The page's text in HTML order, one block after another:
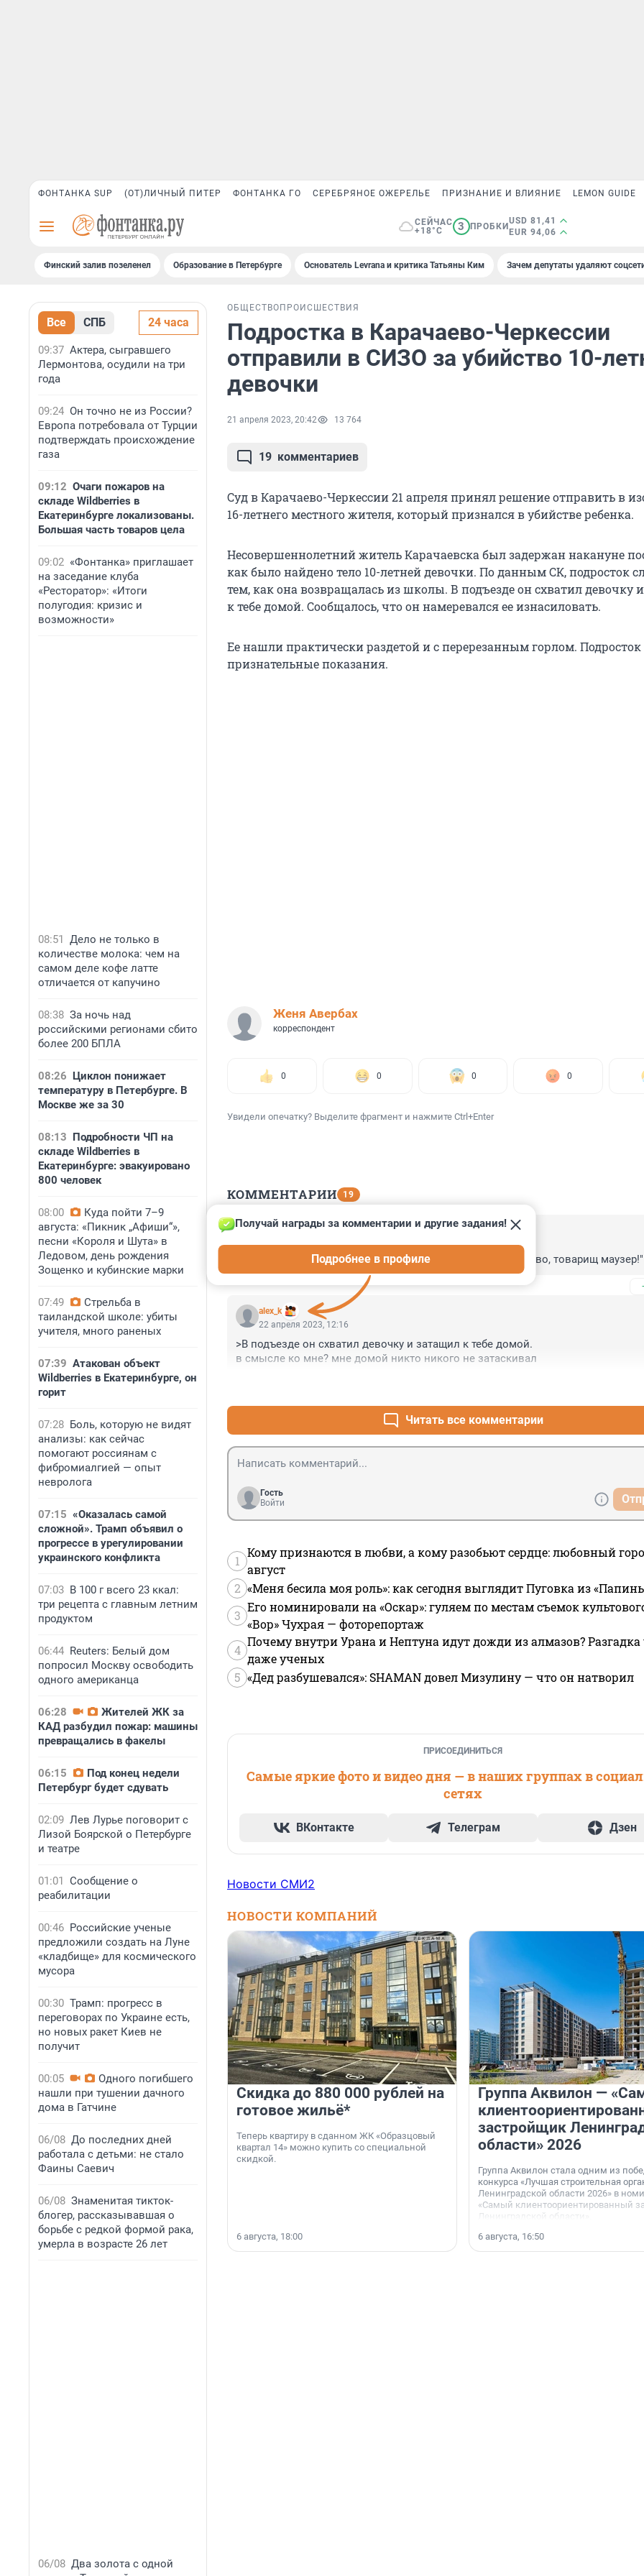
ФОНТАНКА SUP (ОТ)ЛИЧНЫЙ ПИТЕР ФОНТАНКА ГО СЕРЕБРЯНОЕ ОЖЕРЕЛЬЕ ПРИЗНАНИЕ И ВЛИЯНИЕ LEMON GUIDE
СЕЙЧАС
+18°C
3 ПРОБКИ
USD 81,41
EUR 94,06
Финский залив позеленел Образование в Петербурге Основатель Levrana и критика Татьяны Ким Зачем депутаты удаляют
Все СПБ 24 часа
09:37 Актера, сыгравшего
Лермонтова, осудили на три
года
09:24 Он точно не из России?
Европа потребовала от Турции
подтверждать происхождение
газа
09:12 Очаги пожаров на
складе Wildberries в
Екатеринбурге локализованы.
Большая часть товаров цела
09:02 «Фонтанка» приглашает
на заседание клуба
«Ресторатор»: «Итоги
полугодия: кризис и
возможности»
08:51 Дело не только в
количестве молока: чем на
самом деле кофе латте
отличается от капучино
08:38 За ночь над
российскими регионами сбито
более 200 БПЛА
08:26 Циклон понижает
температуру в Петербурге. В
Москве же за 30
08:13 Подробности ЧП на
складе Wildberries в
Екатеринбурге: эвакуировано
800 человек
08:00
Куда пойти 7–9
августа: «Пикник „Афиши“»,
песни «Короля и Шута» в
Ледовом, день рождения
Зощенко и кубинские марки
07:49
Стрельба в
таиландской школе: убиты
учителя, много раненых
07:39 Атакован объект
Wildberries в Екатеринбурге, он
горит
07:28 Боль, которую не видят
анализы: как сейчас
помогают россиянам с
фибромиалгией — опыт
невролога
07:15 «Оказалась самой
сложной». Трамп объявил о
прогрессе в урегулировании
украинского конфликта
07:03 В 100 г всего 23 ккал:
три рецепта с главным летним
продуктом
06:44 Reuters: Белый дом
попросил Москву освободить
одного американца
06:28
Жителей ЖК за
КАД разбудил пожар: машины
превращались в факелы
06:15
Под конец недели
Петербург будет сдувать
02:09 Лев Лурье поговорит с
Лизой Боярской о Петербурге
и театре
01:01 Сообщение о
реабилитации
00:46 Российские ученые
предложили создать на Луне
«кладбище» для космического
мусора
00:30 Трамп: прогресс в
переговорах по Украине есть,
но новых ракет Киев не
получит
00:05
Одного погибшего
нашли при тушении дачного
дома в Гатчине
06/08 До последних дней
работала с детьми: не стало
Фаины Саевич
06/08 Знаменитая тикток-
блогер, рассказывавшая о
борьбе с редкой формой рака,
умерла в возрасте 26 лет
06/08 Два золота с одной
ОБЩЕСТВО ПРОИСШЕСТВИЯ
Подростка в Карачаево-Черкессии
отправили в СИЗО за убийство 10-
девочки
21 апреля 2023, 20:42 13 764
19 комментариев
Суд в Карачаево-Черкессии 21 апреля принял решение отправить в
16-летнего местного жителя, который признался в убийстве ребенка.
Несовершеннолетний житель Карачаевска был задержан накануне
как было найдено тело 10-летней девочки. По данным СК, подросток
тем, как она возвращалась из школы. В подъезде он схватил девочку
к тебе домой. Сообщалось, что он намеревался ее изнасиловать.
Ее нашли практически раздетой и с перерезанным горлом. Подросток
признательные показания.
Женя Авербах
корреспондент
0 0 0 0
Увидели опечатку? Выделите фрагмент и нажмите Ctrl+Enter
КОММЕНТАРИИ 19
Гость
А у девочки есть родственники мужского пола " Ваше слово, товарищ маузер!"
alex_k
Получай награды за комментарии и другие задания!
Подробнее в профиле
22 апреля 2023, 12:16
>В подъезде он схватил девочку и затащил к тебе домой.
в смысле ко мне? мне домой никто никого не затаскивал
Читать все комментарии
Гость
Войти
1
Кому признаются в любви, а кому разобьют сердце: любовный
август
2 «Меня бесила моя роль»: как сегодня выглядит Пуговка из
3
Его номинировали на «Оскар»: гуляем по местам съемок
«Вор» Чухрая — фоторепортаж
4
Почему внутри Урана и Нептуна идут дожди из алмазов?
даже ученых
5 «Дед разбушевался»: SHAMAN довел Мизулину — что он натворил
ПРИСОЕДИНИТЬСЯ
Самые яркие фото и видео дня — в наших группах в
сетях
ВКонтакте Телеграм Дзен
Новости СМИ2
НОВОСТИ КОМПАНИЙ
Скидка до 880 000 рублей на
готовое жильё*
Теперь квартиру в сданном ЖК «Образцовый
квартал 14» можно купить со специальной
скидкой.
6 августа, 18:00
Группа Аквилон —
застройщик
области» 2026
Группа Аквилон стала одним из
конкурса «Лучшая строительная
Ленинградской области 2026» в
«Самый клиентоориентированный
Ленинградской области».
6 августа, 16:50